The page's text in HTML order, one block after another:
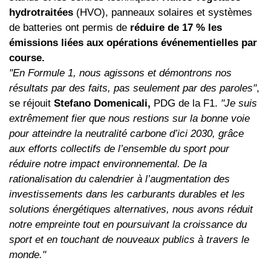
hydrotraitées (HVO), panneaux solaires et systèmes
de batteries ont permis de réduire de 17 % les
émissions liées aux opérations événementielles par
course.
"En Formule 1, nous agissons et démontrons nos
résultats par des faits, pas seulement par des paroles",
se réjouit Stefano Domenicali, PDG de la F1. "Je suis
extrêmement fier que nous restions sur la bonne voie
pour atteindre la neutralité carbone d’ici 2030, grâce
aux efforts collectifs de l’ensemble du sport pour
réduire notre impact environnemental. De la
rationalisation du calendrier à l’augmentation des
investissements dans les carburants durables et les
solutions énergétiques alternatives, nous avons réduit
notre empreinte tout en poursuivant la croissance du
sport et en touchant de nouveaux publics à travers le
monde."